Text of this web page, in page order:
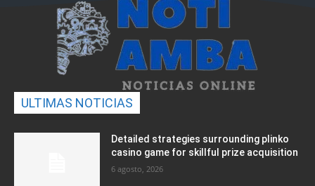
ULTIMAS NOTICIAS
Detailed strategies surrounding plinko
casino game for skillful prize acquisition
6 agosto, 2026